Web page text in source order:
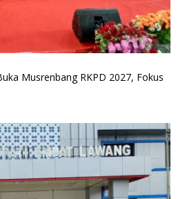
Musrenbang RKPD 2027, Fokus